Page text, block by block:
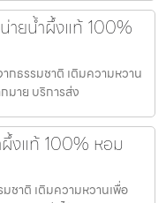
ายน้ำผึ้งแท้ 100%
กธรรมชาติ เติมความหวาน
มาย บริการส่ง
งแท้ 100% หอม
ชาติ เติมความหวานเพื่อ